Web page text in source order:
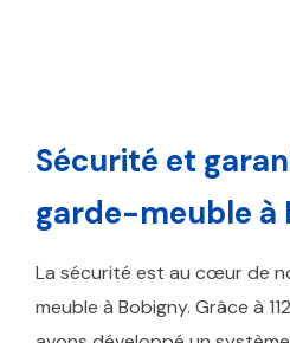
Sécurité et
garde-meuble à
La sécurité est au cœur de
meuble à Bobigny. Grâce à